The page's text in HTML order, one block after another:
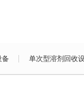
备 单次型溶剂回收